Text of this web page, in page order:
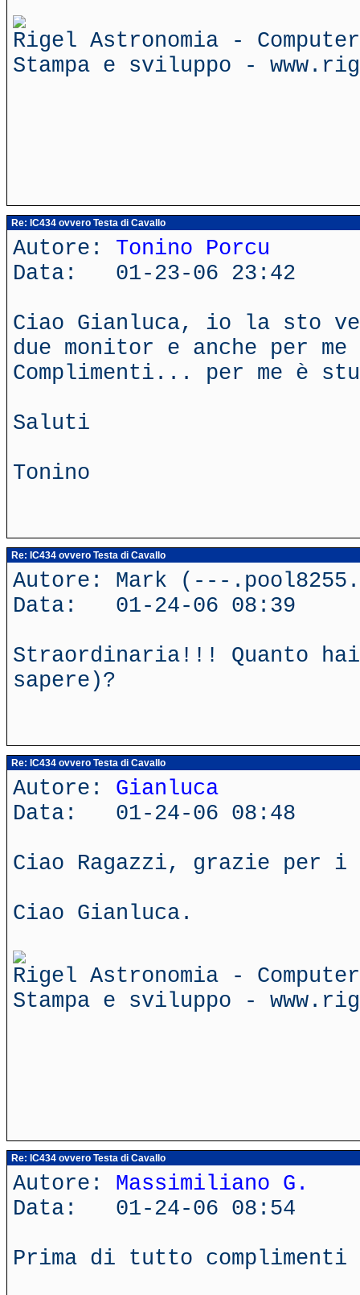
Rigel Astronomia -
Stampa e sviluppo -
Re: IC434 ovvero Testa di Cavallo
Autore: Tonino Porcu
Data: 01-23-06 23:42
Ciao Gianluca, io la sto
due monitor e anche per
Complimenti... per me è
Saluti
Tonino
Re: IC434 ovvero Testa di Cavallo
Autore: Mark (---
Data: 01-24-06 08:39
Straordinaria!!! Quanto
sapere)?
Re: IC434 ovvero Testa di Cavallo
Autore: Gianluca
Data: 01-24-06 08:48
Ciao Ragazzi, grazie per i
Ciao Gianluca.
Rigel Astronomia -
Stampa e sviluppo -
Re: IC434 ovvero Testa di Cavallo
Autore: Massimiliano G.
Data: 01-24-06 08:54
Prima di tutto